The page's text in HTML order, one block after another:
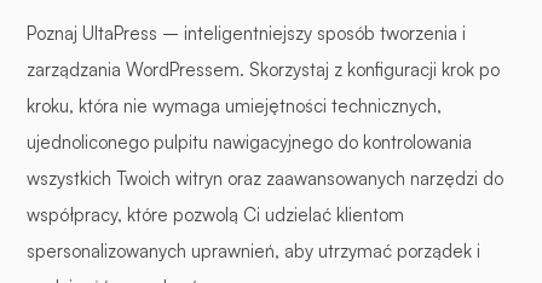
Poznaj UltaPress – inteligentniejszy sposób tworzenia i
zarządzania WordPressem. Skorzystaj z konfiguracji krok po
kroku, która nie wymaga umiejętności technicznych,
ujednoliconego pulpitu nawigacyjnego do kontrolowania
wszystkich Twoich witryn oraz zaawansowanych narzędzi do
współpracy, które pozwolą Ci udzielać klientom
spersonalizowanych uprawnień, aby utrzymać porządek i